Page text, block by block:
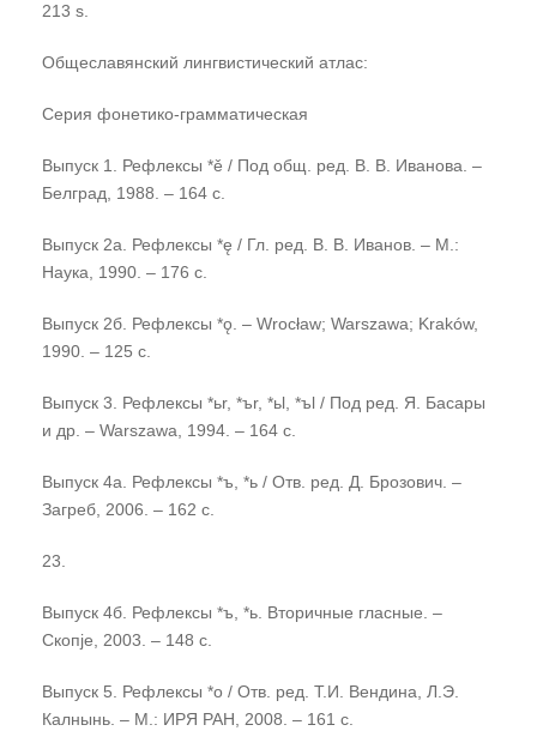
213 s.
Общеславянский лингвистический атлас:
Серия фонетико-грамматическая
Выпуск 1. Рефлексы *ě / Под общ. ред. В. В. Иванова. –
Белград, 1988. – 164 с.
Выпуск 2а. Рефлексы *ę / Гл. ред. В. В. Иванов. – М.:
Наука, 1990. – 176 с.
Выпуск 2б. Рефлексы *ǫ. – Wrocław; Warszawa; Kraków,
1990. – 125 с.
Выпуск 3. Рефлексы *ьr, *ъr, *ьl, *ъl / Под ред. Я. Басары
и др. – Warszawa, 1994. – 164 с.
Выпуск 4а. Рефлексы *ъ, *ь / Отв. ред. Д. Брозович. –
Загреб, 2006. – 162 с.
23.
Выпуск 4б. Рефлексы *ъ, *ь. Вторичные гласные. –
Скопjе, 2003. – 148 с.
Выпуск 5. Рефлексы *о / Отв. ред. Т.И. Вендина, Л.Э.
Калнынь. – М.: ИРЯ РАН, 2008. – 161 с.